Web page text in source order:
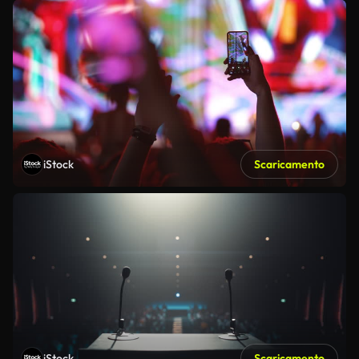
iStock Scaricamento